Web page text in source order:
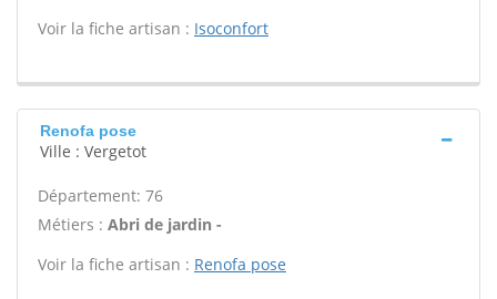
Voir la fiche artisan : Isoconfort
Renofa pose
Ville : Vergetot
Département: 76
Métiers : Abri de jardin -
Voir la fiche artisan : Renofa pose